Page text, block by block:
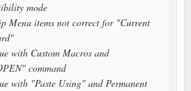
mode
Menu items not correct for "Current
with Custom Macros and
command
with "Paste Using" and Permanent